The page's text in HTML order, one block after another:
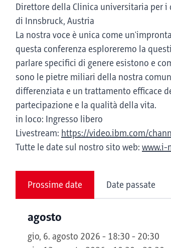
Direttore della Clinica universitaria per
di Innsbruck, Austria
La nostra voce è unica come
questa conferenza esploreremo la
parlare specifici di genere esistono e
sono le pietre miliari della nostra
differenziata e un trattamento efficace
partecipazione e la qualità della vita.
in loco: Ingresso libero
Livestream: https://video.ibm.com/
Tutte le date sul nostro sito web: www.i-
Prossime date Date passate
agosto
gio, 6. agosto 2026 - 18:30 - 20:30